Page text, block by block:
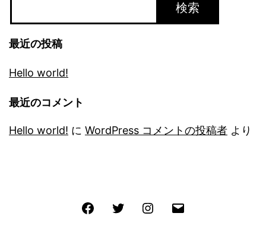
検索
最近の投稿
Hello world!
最近のコメント
Hello world! に WordPress コメントの投稿者 より
FacebookTwitter Instagram